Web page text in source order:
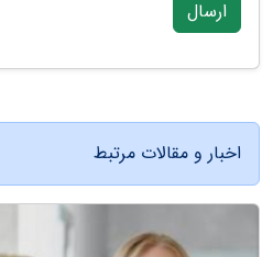
ارسال
اخبار و مقالات مرتبط